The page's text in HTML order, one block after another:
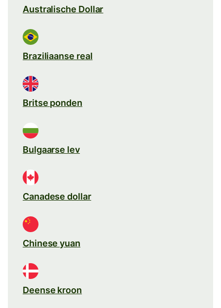
Australische Dollar
Braziliaanse real
Britse ponden
Bulgaarse lev
Canadese dollar
Chinese yuan
Deense kroon